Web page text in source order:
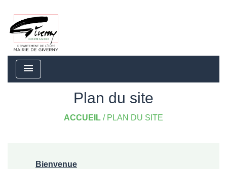
menu
Plan du site
ACCUEIL / PLAN DU SITE
Bienvenue